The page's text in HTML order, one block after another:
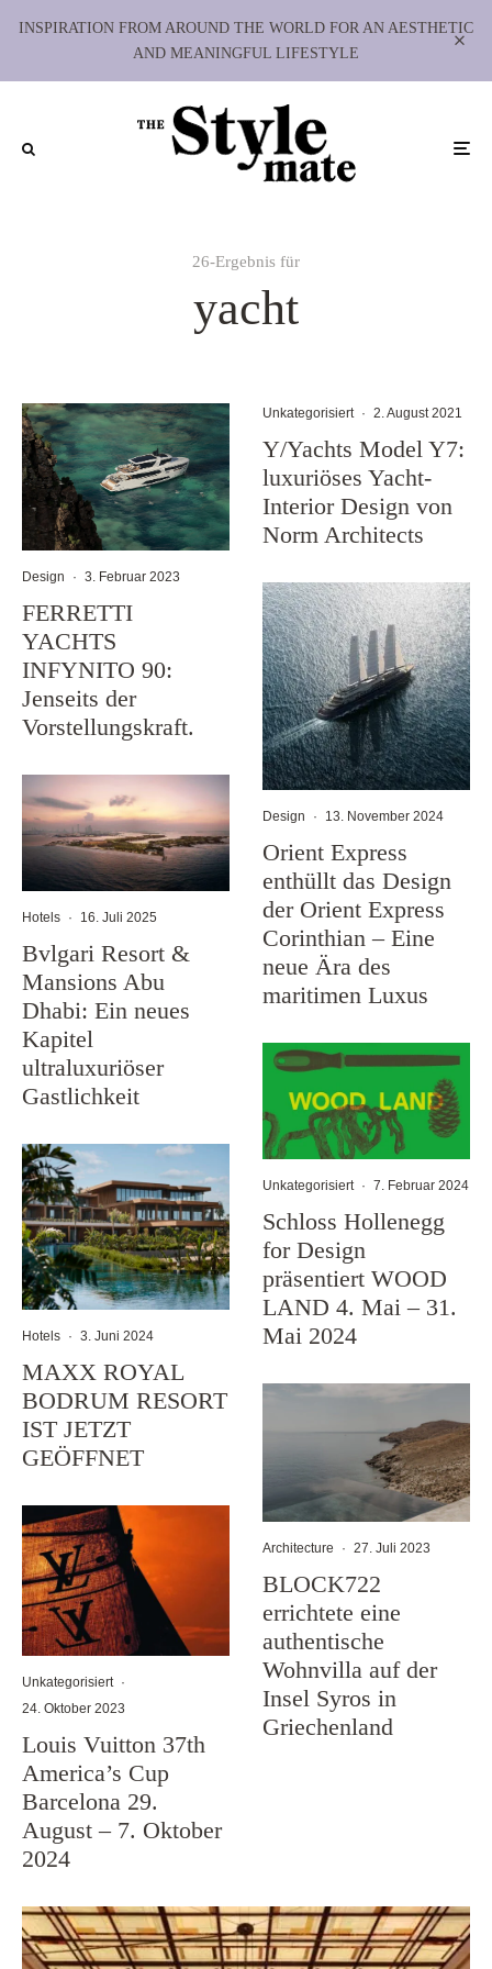
INSPIRATION FROM AROUND THE WORLD FOR AN AESTHETIC
AND MEANINGFUL LIFESTYLE
26-Ergebnis für
yacht
Design · 3. Februar 2023
FERRETTI
YACHTS
INFYNITO 90:
Jenseits der
Vorstellungskraft.
Hotels · 16. Juli 2025
Bvlgari Resort &
Mansions Abu
Dhabi: Ein neues
Kapitel
ultraluxuriöser
Gastlichkeit
Hotels · 3. Juni 2024
MAXX ROYAL
BODRUM RESORT
IST JETZT
GEÖFFNET
Unkategorisiert ·
24. Oktober 2023
Louis Vuitton 37th
America’s Cup
Barcelona 29.
August – 7. Oktober
2024
Unkategorisiert · 2. August 2021
Y/Yachts Model Y7:
luxuriöses Yacht-
Interior Design von
Norm Architects
Design · 13. November 2024
Orient Express
enthüllt das Design
der Orient Express
Corinthian – Eine
neue Ära des
maritimen Luxus
Unkategorisiert · 7. Februar 2024
Schloss Hollenegg
for Design
präsentiert WOOD
LAND 4. Mai – 31.
Mai 2024
Architecture · 27. Juli 2023
BLOCK722
errichtete eine
authentische
Wohnvilla auf der
Insel Syros in
Griechenland